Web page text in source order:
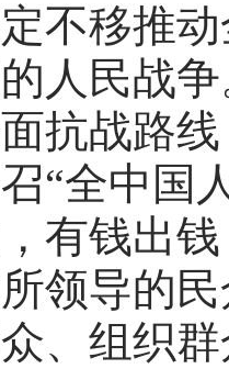
不移推
人民战
抗战路
“全中国
有钱出
领导的
、组织